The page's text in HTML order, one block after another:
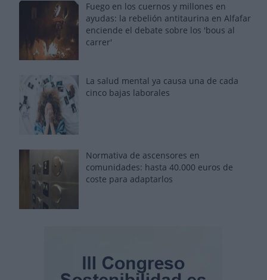
Fuego en los cuernos y millones en
ayudas: la rebelión antitaurina en Alfafar
enciende el debate sobre los 'bous al
carrer'
La salud mental ya causa una de cada
cinco bajas laborales
Normativa de ascensores en
comunidades: hasta 40.000 euros de
coste para adaptarlos